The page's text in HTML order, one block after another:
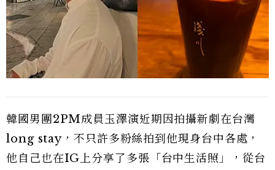
韓國男團2PM成員玉澤演近期因拍攝新劇在台灣
long stay，不只許多粉絲拍到他現身台中各處，
他自己也在IG上分享了多張「台中生活照」，從台